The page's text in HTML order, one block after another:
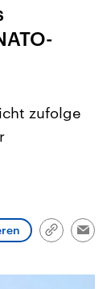
Beiträge,
Ländern
Einfluss auf
Weltgeschehen.
zufolge
Link